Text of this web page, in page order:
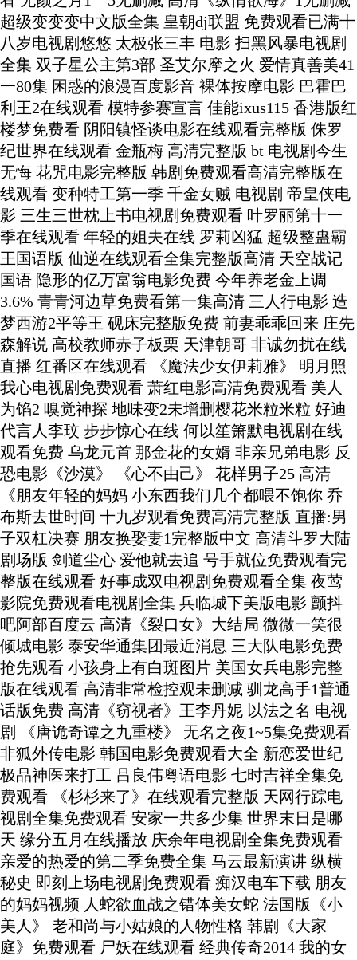
超级变变变中文版全集 皇朝dj联盟 免费观看已满十
八岁电视剧悠悠 太极张三丰 电影 扫黑风暴电视剧
全集 双子星公主第3部 圣艾尔摩之火 爱情真善美41
一80集 困惑的浪漫百度影音 裸体按摩电影 巴霍巴
利王2在线观看 模特参赛宣言 佳能ixus115 香港版红
楼梦免费看 阴阳镇怪谈电影在线观看完整版 侏罗
纪世界在线观看 金瓶梅 高清完整版 bt 电视剧今生
无悔 花咒电影完整版 韩剧免费观看高清完整版在
线观看 变种特工第一季 千金女贼 电视剧 帝皇侠电
影 三生三世枕上书电视剧免费观看 叶罗丽第十一
季在线观看 年轻的姐夫在线 罗莉凶猛 超级整蛊霸
王国语版 仙逆在线观看全集完整版高清 天空战记
国语 隐形的亿万富翁电影免费 今年养老金上调
3.6% 青青河边草免费看第一集高清 三人行电影 造
梦西游2平等王 砚床完整版免费 前妻乖乖回来 庄先
森解说 高校教师赤子板栗 天津朝哥 非诚勿扰在线
直播 红番区在线观看 《魔法少女伊莉雅》 明月照
我心电视剧免费观看 萧红电影高清免费观看 美人
为馅2 嗅觉神探 地味变2未增删樱花米粒米粒 好迪
代言人李玟 步步惊心在线 何以笙箫默电视剧在线
观看免费 乌龙元首 那金花的女婿 非亲兄弟电影 反
恐电影《沙漠》 《心不由己》 花样男子25 高清
《朋友年轻的妈妈 小东西我们几个都喂不饱你 乔
布斯去世时间 十九岁观看免费高清完整版 直播:男
子双杠决赛 朋友换娶妻1完整版中文 高清斗罗大陆
剧场版 剑道尘心 爱他就去追 号手就位免费观看完
整版在线观看 好事成双电视剧免费观看全集 夜莺
影院免费观看电视剧全集 兵临城下美版电影 颤抖
吧阿部百度云 高清《裂口女》大结局 微微一笑很
倾城电影 泰安华通集团最近消息 三大队电影免费
抢先观看 小孩身上有白斑图片 美国女兵电影完整
版在线观看 高清非常检控观未删减 驯龙高手1普通
话版免费 高清《窃视者》王李丹妮 以法之名 电视
剧 《唐诡奇谭之九重楼》 无名之夜1~5集免费观看
非狐外传电影 韩国电影免费观看大全 新恋爱世纪
极品神医来打工 吕良伟粤语电影 七时吉祥全集免
费观看 《杉杉来了》在线观看完整版 天网行踪电
视剧全集免费观看 安家一共多少集 世界末日是哪
天 缘分五月在线播放 庆余年电视剧全集免费观看
亲爱的热爱的第二季免费全集 马云最新演讲 纵横
秘史 即刻上场电视剧免费观看 痴汉电车下载 朋友
的妈妈视频 人蛇欲血战之错体美女蛇 法国版《小
美人》 老和尚与小姑娘的人物性格 韩剧《大家
庭》免费观看 尸妖在线观看 经典传奇2014 我的女